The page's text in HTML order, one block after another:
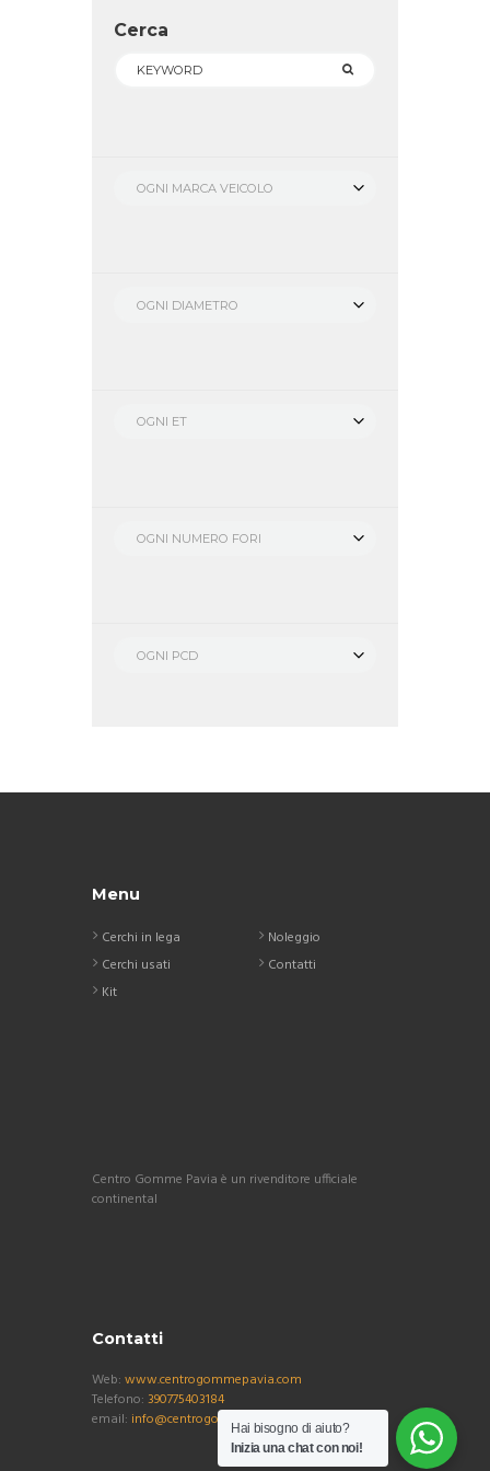
Cerca
OGNI MARCA VEICOLO
OGNI DIAMETRO
OGNI ET
OGNI NUMERO FORI
OGNI PCD
Menu
Cerchi in lega
Cerchi usati
Kit
Noleggio
Contatti
Centro Gomme Pavia è un rivenditore ufficiale
continental
Contatti
Web: www.centrogommepavia.com
Telefono: 390775403184
email: info@centrogommepavia.com
Hai bisogno di aiuto?
Inizia una chat con noi!